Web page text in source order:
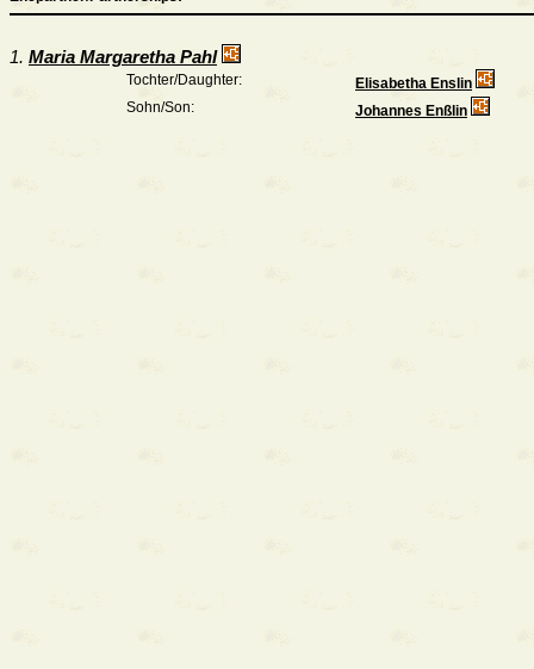
1. Maria Margaretha Pahl
Tochter/Daughter:
Elisabetha Enslin
Sohn/Son:
Johannes Enßlin